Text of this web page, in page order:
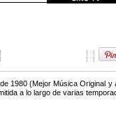
1980 (Mejor Música Original y
a lo largo de varias